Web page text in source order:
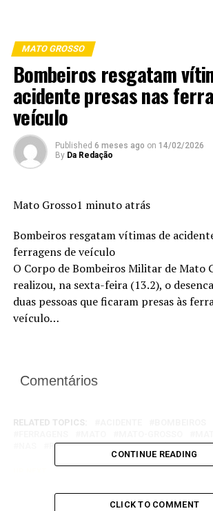
MATO GROSSO
Bombeiros resgatam
acidente presas nas
veículo
Published 6 meses ago on 14/02/2026
By Da Redação
Mato Grosso1 minuto atrás
Bombeiros resgatam vítimas de
ferragens de veículo
O Corpo de Bombeiros Militar de Mato
realizou, na sexta-feira (13.2), o
duas pessoas que ficaram presas às
veículo…
Comentários
RELATED TOPICS:
PRESAS RESGATAM VEÍCULO
de roubos e furtos em todo o Estado
CONTINUE READING
CLICK TO COMMENT